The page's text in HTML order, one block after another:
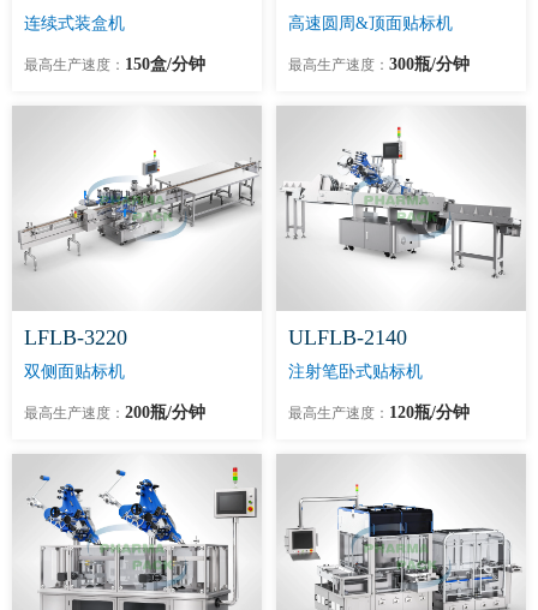
连续式装盒机
最高生产速度： 150盒/分钟
高速圆周&顶面贴标机
最高生产速度： 300瓶/分钟
LFLB-3220
双侧面贴标机
最高生产速度： 200瓶/分钟
ULFLB-2140
注射笔卧式贴标机
最高生产速度： 120瓶/分钟